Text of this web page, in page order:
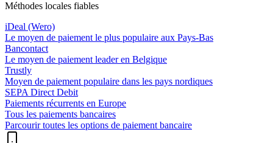
Méthodes locales fiables
iDeal (Wero)
Le moyen de paiement le plus populaire aux Pays-Bas
Bancontact
Le moyen de paiement leader en Belgique
Trustly
Moyen de paiement populaire dans les pays nordiques
SEPA Direct Debit
Paiements récurrents en Europe
Tous les paiements bancaires
Parcourir toutes les options de paiement bancaire